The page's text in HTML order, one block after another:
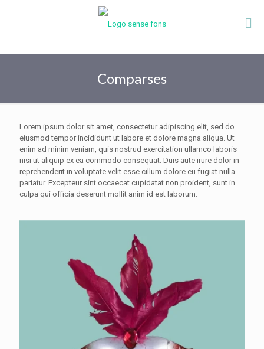
Comparses
Lorem ipsum dolor sit amet, consectetur adipiscing elit, sed do
eiusmod tempor incididunt ut labore et dolore magna aliqua. Ut
enim ad minim veniam, quis nostrud exercitation ullamco laboris
nisi ut aliquip ex ea commodo consequat. Duis aute irure dolor in
reprehenderit in voluptate velit esse cillum dolore eu fugiat nulla
pariatur. Excepteur sint occaecat cupidatat non proident, sunt in
culpa qui officia deserunt mollit anim id est laborum.